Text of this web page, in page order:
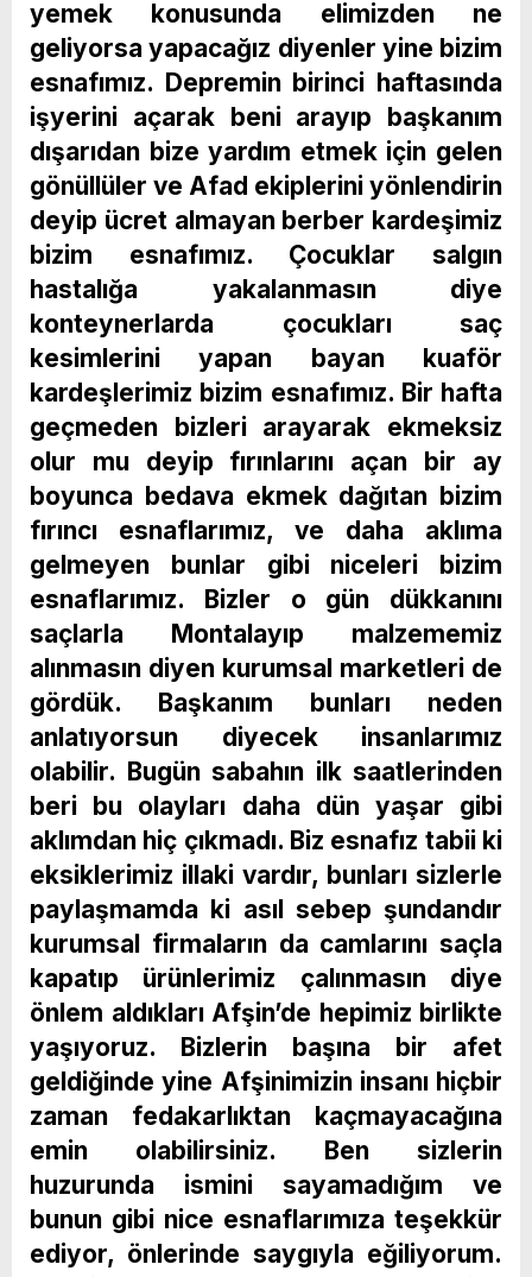
yemek konusunda elimizden ne
geliyorsa yapacağız diyenler yine bizim
esnafımız. Depremin birinci haftasında
işyerini açarak beni arayıp başkanım
dışarıdan bize yardım etmek için gelen
gönüllüler ve Afad ekiplerini yönlendirin
deyip ücret almayan berber kardeşimiz
bizim esnafımız. Çocuklar salgın
hastalığa yakalanmasın diye
konteynerlarda çocukları saç
kesimlerini yapan bayan kuaför
kardeşlerimiz bizim esnafımız. Bir hafta
geçmeden bizleri arayarak ekmeksiz
olur mu deyip fırınlarını açan bir ay
boyunca bedava ekmek dağıtan bizim
fırıncı esnaflarımız, ve daha aklıma
gelmeyen bunlar gibi niceleri bizim
esnaflarımız. Bizler o gün dükkanını
saçlarla Montalayıp malzememiz
alınmasın diyen kurumsal marketleri de
gördük. Başkanım bunları neden
anlatıyorsun diyecek insanlarımız
olabilir. Bugün sabahın ilk saatlerinden
beri bu olayları daha dün yaşar gibi
aklımdan hiç çıkmadı. Biz esnafız tabii ki
eksiklerimiz illaki vardır, bunları sizlerle
paylaşmamda ki asıl sebep şundandır
kurumsal firmaların da camlarını saçla
kapatıp ürünlerimiz çalınmasın diye
önlem aldıkları Afşin’de hepimiz birlikte
yaşıyoruz. Bizlerin başına bir afet
geldiğinde yine Afşinimizin insanı hiçbir
zaman fedakarlıktan kaçmayacağına
emin olabilirsiniz. Ben sizlerin
huzurunda ismini sayamadığım ve
bunun gibi nice esnaflarımıza teşekkür
ediyor, önlerinde saygıyla eğiliyorum.